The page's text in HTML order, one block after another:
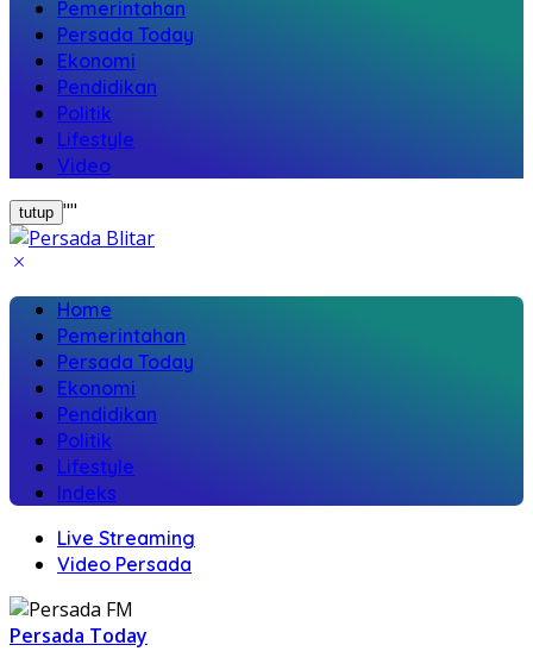
Pemerintahan
Persada Today
Ekonomi
Pendidikan
Politik
Lifestyle
Video
tutup ""
Home
Pemerintahan
Persada Today
Ekonomi
Pendidikan
Politik
Lifestyle
Indeks
Live Streaming
Video Persada
Persada Today